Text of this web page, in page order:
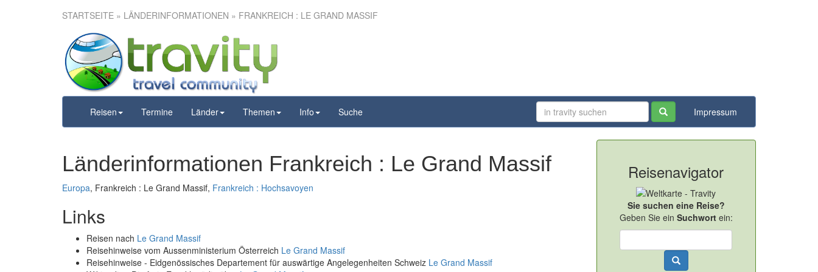
STARTSEITE » LÄNDERINFORMATIONEN » FRANKREICH : LE GRAND MASSIF
Reisen Termine Länder Themen Info Suche Impressum
Länderinformationen Frankreich : Le Grand Massif
Europa, Frankreich : Le Grand Massif, Frankreich : Hochsavoyen
Links
Reisen nach Le Grand Massif
Reisehinweise vom Aussenministerium Österreich Le Grand Massif
Reisehinweise - Eidgenössisches Departement für auswärtige Angelegenheiten Schweiz Le Grand Massif
Reisenavigator
Sie suchen eine Reise?
Geben Sie ein Suchwortein: